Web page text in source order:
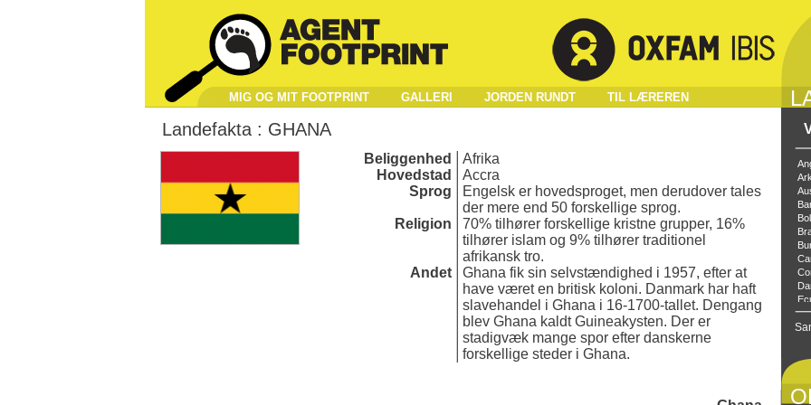
MIG OG MIT FOOTPRINT GALLERI JORDEN RUNDT TIL LÆREREN
Landefakta : GHANA
Beliggenhed
Afrika
Hovedstad
Accra
Sprog
Engelsk er hovedsproget, men derudover tales
der mere end 50 forskellige sprog.
Religion
70% tilhører forskellige kristne grupper, 16%
tilhører islam og 9% tilhører traditionel
afrikansk tro.
Andet
Ghana fik sin selvstændighed i 1957, efter at
have været en britisk koloni. Danmark har haft
slavehandel i Ghana i 16-1700-tallet. Dengang
blev Ghana kaldt Guineakysten. Der er
stadigvæk mange spor efter danskerne
forskellige steder i Ghana.